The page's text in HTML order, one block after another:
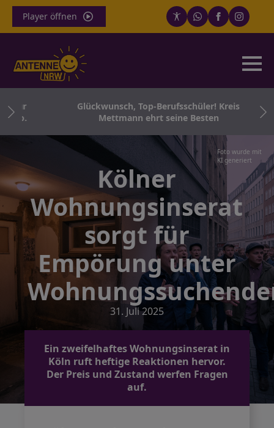
Player öffnen
Glückwunsch, Top-Berufsschüler! Kreis
Mettmann ehrt seine Besten
Foto wurde mit
KI generiert
Kölner
Wohnungsinserat
sorgt für
Empörung unter
31. Juli 2025
Ein zweifelhaftes Wohnungsinserat in
Köln ruft heftige Reaktionen hervor.
Der Preis und Zustand werfen Fragen
auf.